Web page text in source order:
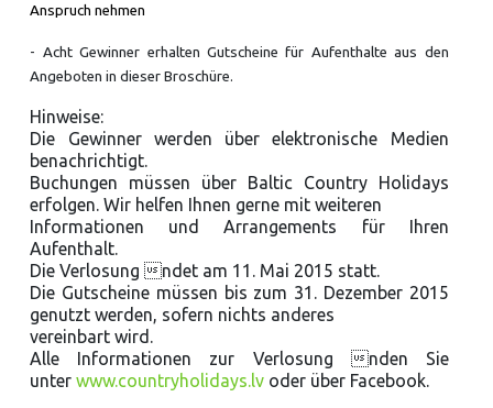
Anspruch nehmen
- Acht Gewinner erhalten Gutscheine für Aufenthalte aus den
Angeboten in dieser Broschüre.
Hinweise:
Die Gewinner werden über elektronische Medien
benachrichtigt.
Buchungen müssen über Baltic Country Holidays
erfolgen. Wir helfen Ihnen gerne mit weiteren
Informationen und Arrangements für Ihren
Aufenthalt.
Die Verlosung ndet am 11. Mai 2015 statt.
Die Gutscheine müssen bis zum 31. Dezember 2015
genutzt werden, sofern nichts anderes
vereinbart wird.
Alle Informationen zur Verlosung nden Sie
unterwww.countryholidays.lv oder über Facebook.